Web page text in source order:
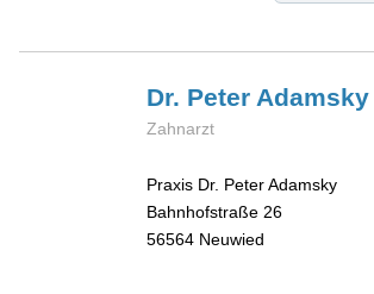
Dr. Peter Adamsky
Zahnarzt
Praxis Dr. Peter Adamsky
Bahnhofstraße 26
56564 Neuwied